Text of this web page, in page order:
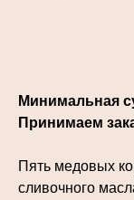
Минимальная
Принимаем
Пять медовых
сливочного